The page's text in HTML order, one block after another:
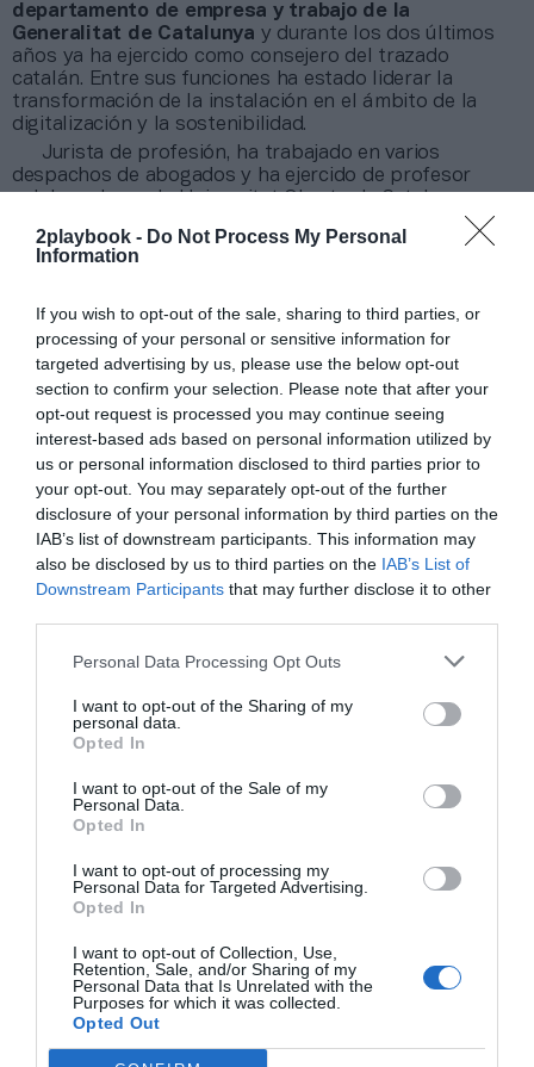
2playbook - Do Not Process My Personal
Information
If you wish to opt-out of the sale, sharing to third parties, or
processing of your personal or sensitive information for
targeted advertising by us, please use the below opt-out
section to confirm your selection. Please note that after your
opt-out request is processed you may continue seeing
interest-based ads based on personal information utilized by
us or personal information disclosed to third parties prior to
your opt-out. You may separately opt-out of the further
disclosure of your personal information by third parties on the
IAB’s list of downstream participants. This information may
also be disclosed by us to third parties on the IAB’s List of
Downstream Participants that may further disclose it to other
Personal Data Processing Opt Outs
I want to opt-out of the Sharing of my
personal data.
Opted In
I want to opt-out of the Sale of my
Personal Data.
Opted In
I want to opt-out of processing my
Personal Data for Targeted Advertising.
Opted In
I want to opt-out of Collection, Use,
Retention, Sale, and/or Sharing of my
Personal Data that Is Unrelated with the
Purposes for which it was collected.
Opted Out
Índex
Circuito de Barcelona-Catalunya
Nombramiento
departamento de empresa y trabajo de la
Generalitat de Catalunya y durante los dos últimos
años ya ha ejercido como consejero del trazado
catalán. Entre sus funciones ha estado liderar la
transformación de la instalación en el ámbito de la
digitalización y la sostenibilidad.
Jurista de profesión, ha trabajado en varios
despachos de abogados y ha ejercido de profesor
consorcio de la Zona Franca, vocal del consejo general
de Fira de Barcelona y patrón de la Fundació Barcelona
Añadir2Playbookcomo fuente preferida de Google
de forma gratuita
Mantente informado con las últimas noticias de actualidad.
ACTIVAR AHORA
Compartir
Imprimir
Publicidad
2Playbook Club